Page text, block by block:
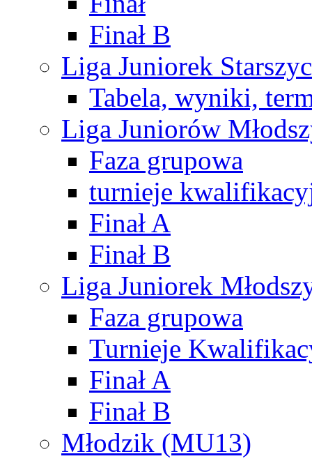
Finał B
Liga Juniorek
Tabela, wyniki,
Liga Juniorów
Faza grupowa
turnieje
Finał A
Finał B
Liga Juniorek
Faza grupowa
Turnieje
Finał A
Finał B
Młodzik (MU13)